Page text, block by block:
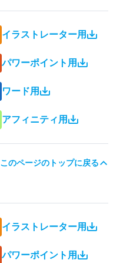
イラストレーター用
パワーポイント用
ワード用
アフィニティ用
このページのトップに戻る
イラストレーター用
パワーポイント用